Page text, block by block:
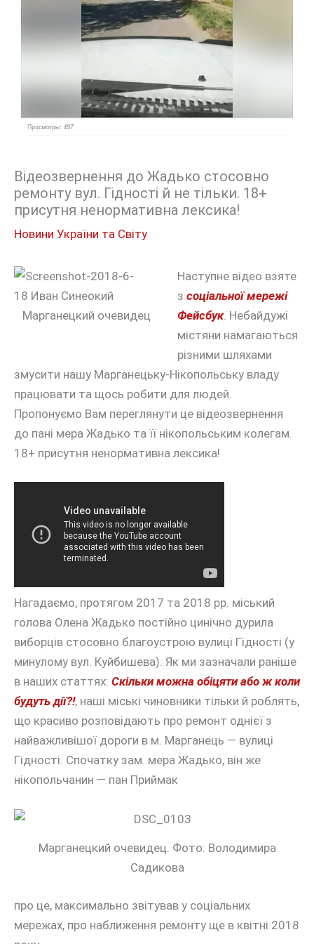
Відеозвернення до Жадько стосовно
ремонту вул. Гідності й не тільки. 18+
присутня ненормативна лексика!
Новини України та Світу
Марганецкий очевидец
Наступне відео взяте
з соціальної мережі
Фейсбук. Небайдужі
містяни намагаються
різними шляхами
змусити нашу Марганецьку-Нікопольську владу
працювати та щось робити для людей.
Пропонуємо Вам переглянути це відеозвернення
до пані мера Жадько та її нікопольським колегам.
18+ присутня ненормативна лексика!
Нагадаємо, протягом 2017 та 2018 рр. міський
голова Олена Жадько постійно цинічно дурила
виборців стосовно благоустрою вулиці Гідності (у
минулому вул. Куйбишева). Як ми зазначали раніше
в наших статтях: Скільки можна обіцяти або ж коли
будуть дії?!, наші міські чиновники тільки й роблять,
що красиво розповідають про ремонт однієї з
найважливішої дороги в м. Марганець — вулиці
Гідності. Спочатку зам. мера Жадько, він же
нікопольчанин — пан Приймак
Марганецкий очевидец. Фото: Володимира
Садикова
про це, максимально звітував у соціальних
мережах, про наближення ремонту ще в квітні 2018